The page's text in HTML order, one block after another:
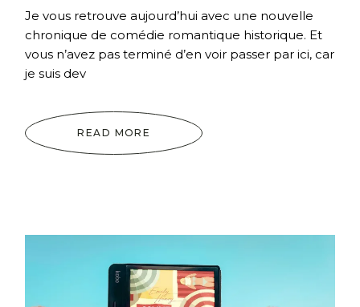
Je vous retrouve aujourd’hui avec une nouvelle
chronique de comédie romantique historique. Et
vous n’avez pas terminé d’en voir passer par ici, car
je suis dev
READ MORE